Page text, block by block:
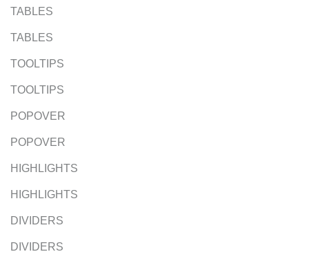
TABLES
TABLES
TOOLTIPS
TOOLTIPS
POPOVER
POPOVER
HIGHLIGHTS
HIGHLIGHTS
DIVIDERS
DIVIDERS